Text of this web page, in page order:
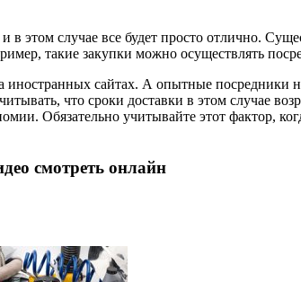
этом случае все будет просто отлично.
такие закупки можно осуществлять
сайтах. А опытные посредники
что сроки доставки в этом случае
Обязательно учитывайте этот фактор,
смотреть онлайн